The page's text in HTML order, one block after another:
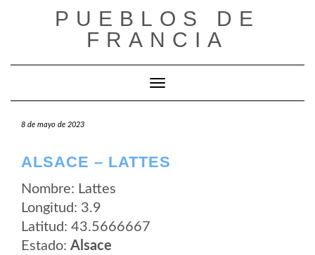
PUEBLOS DE
FRANCIA
Cambiar modo de navegación
8 de mayo de 2023
ALSACE – LATTES
Nombre: Lattes
Longitud: 3.9
Latitud: 43.5666667
Estado: Alsace